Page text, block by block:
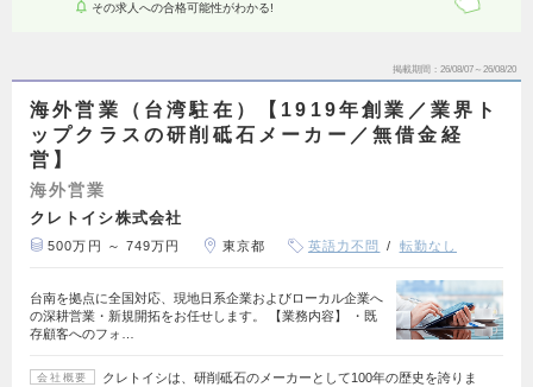
その求人への合格可能性がわかる!
掲載期間 26/08/07～26/08/20
海外営業（台湾駐在）【1919年創業／業界ト
ップクラスの研削砥石メーカー／無借金経
営】
海外営業
クレトイシ株式会社
500万円 ～ 749万円 東京都 英語力不問 転勤なし
台南を拠点に全国対応、現地日系企業およびローカル企業へ
の深耕営業・新規開拓をお任せします。 【業務内容】 ・既
存顧客へのフォ…
会社概要
クレトイシは、研削砥石のメーカーとして100年の歴史を誇りま